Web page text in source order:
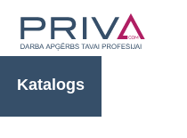
Katalogs